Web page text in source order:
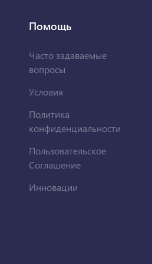
Помощь
Часто задаваемые
вопросы
Условия
Политика
конфиденциальности
Пользовательское
Соглашение
Инновации